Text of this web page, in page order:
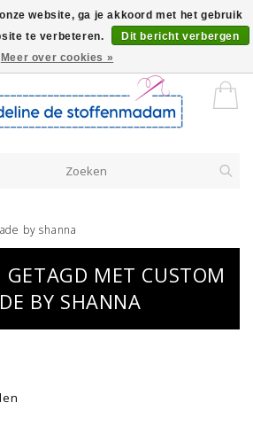
stoffen worden verkocht per 10 cm.
by shanna
GETAGD MET CUSTOM
BY SHANNA
website, ga je akkoord met het gebruik
te verbeteren.
Dit bericht verbergen
Meer over cookies »